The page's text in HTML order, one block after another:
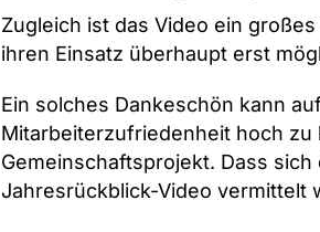
Zugleich ist das Video ein
ihren Einsatz überhaupt erst
Ein solches Dankeschön kann
Mitarbeiterzufriedenheit hoch
Gemeinschaftsprojekt. Dass
Jahresrückblick-Video vermittelt